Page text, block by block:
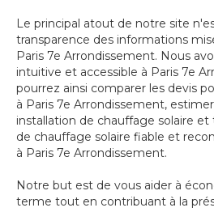
Le principal atout de notre site
transparence des informations
Paris 7e Arrondissement. Nous
intuitive et accessible à Paris 7e
pourrez ainsi comparer les devis
à Paris 7e Arrondissement,
installation de chauffage solaire
de chauffage solaire fiable et
à Paris 7e Arrondissement.
Notre but est de vous aider à
terme tout en contribuant à la